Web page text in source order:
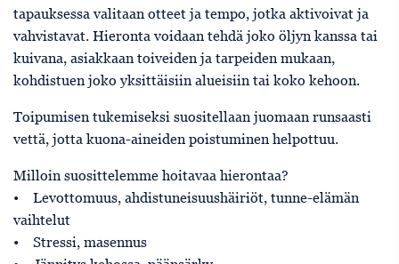
tapauksessa valitaan otteet ja tempo, jotka aktivoivat ja
vahvistavat. Hieronta voidaan tehdä joko öljyn kanssa tai
kuivana, asiakkaan toiveiden ja tarpeiden mukaan,
kohdistuen joko yksittäisiin alueisiin tai koko kehoon.
Toipumisen tukemiseksi suositellaan juomaan runsaasti
vettä, jotta kuona-aineiden poistuminen helpottuu.
Milloin suosittelemme hoitavaa hierontaa?
• Levottomuus, ahdistuneisuushäiriöt, tunne-elämän
vaihtelut
• Stressi, masennus